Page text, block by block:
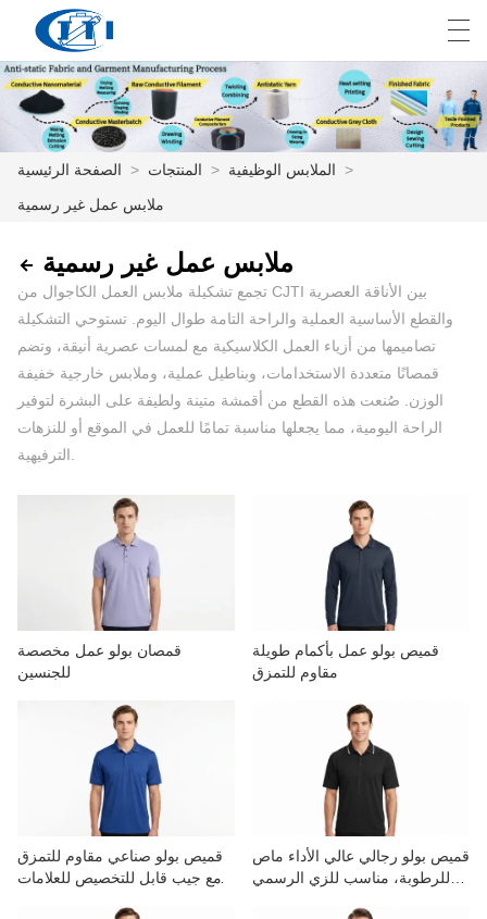
الصفحة الرئيسية
المنتجات
التخصيص
معلومات عنا
أخبار
صناعة
مقاطع الفيديو
العربية česky Deutsch English
الصفحة الرئيسية > المنتجات > الملابس الوظيفية >
ملابس عمل غير رسمية
ملابس عمل غير رسمية
تجمع تشكيلة ملابس العمل الكاجوال من CJTI بين الأناقة العصرية
والقطع الأساسية العملية والراحة التامة طوال اليوم. تستوحي التشكيلة
تصاميمها من أزياء العمل الكلاسيكية مع لمسات عصرية أنيقة، وتضم
قمصانًا متعددة الاستخدامات، وبناطيل عملية، وملابس خارجية خفيفة
الوزن. صُنعت هذه القطع من أقمشة متينة ولطيفة على البشرة لتوفير
الراحة اليومية، مما يجعلها مناسبة تمامًا للعمل في الموقع أو للنزهات
قمصان بولو عمل مخصصة
للجنسين
قميص بولو عمل بأكمام طويلة
مقاوم للتمزق
قميص بولو صناعي مقاوم للتمزق
مع جيب قابل للتخصيص للعلامات
قميص بولو رجالي عالي الأداء ماص
للرطوبة، مناسب للزي الرسمي